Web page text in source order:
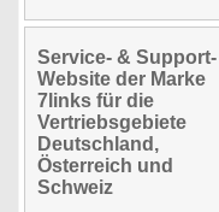
Service- & Support-
Website der Marke
7links für die
Vertriebsgebiete
Deutschland,
Österreich und
Schweiz